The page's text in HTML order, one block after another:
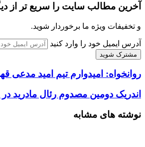
آخرین مطالب سایت را سریع تر از
و تخفیفات ویژه ما برخوردار شوید.
آدرس ایمیل خود را وارد کنید
روانخواه: امیدوارم تیم امید مدعی
اندریک دومین مصدوم رئال‌ مادرید
نوشته های مشابه